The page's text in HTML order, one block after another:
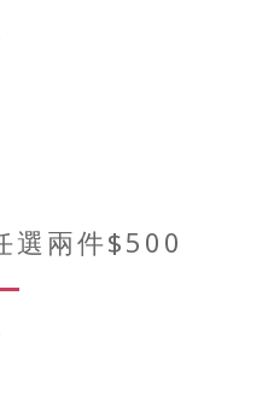
選兩件$500